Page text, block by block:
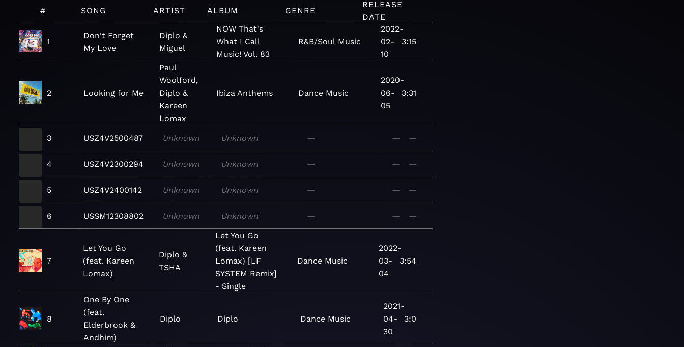
# SONG ARTIST ALBUM GENRE
RELEASE
DATE
1
Don't Forget
My Love
Diplo &
Miguel
NOW That's
What I Call
Music! Vol. 83
R&B/Soul Music
2022-
02-
10
3:15
2 Looking for Me
Paul
Woolford,
Diplo &
Kareen
Lomax
Ibiza Anthems Dance Music
2020-
06-
05
3:31
3 USZ4V2500487 Unknown Unknown — — —
4 USZ4V2300294 Unknown Unknown — — —
5 USZ4V2400142 Unknown Unknown — — —
6 USSM12308802 Unknown Unknown — — —
7
Let You Go
(feat. Kareen
Lomax)
Diplo &
TSHA
Let You Go
(feat. Kareen
Lomax) [LF
SYSTEM Remix]
- Single
Dance Music
2022-
03-
04
3:54
8
One By One
(feat.
Elderbrook &
Andhim)
Diplo Diplo Dance Music
2021-
04-
30
3:0